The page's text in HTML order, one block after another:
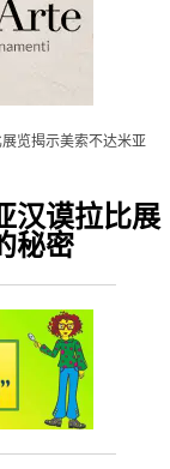
览揭示美索不达米亚
汉谟拉比展
秘密